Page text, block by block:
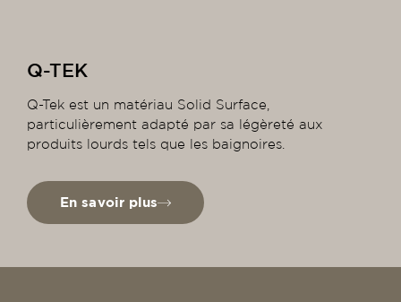
Q-TEK
Q-Tek est un matériau Solid Surface,
particulièrement adapté par sa légèreté aux
produits lourds tels que les baignoires.
En savoir plus